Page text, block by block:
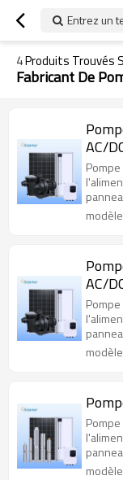
Entrez un
4Produits Trouvés
Fabricant De
AC/
AC/